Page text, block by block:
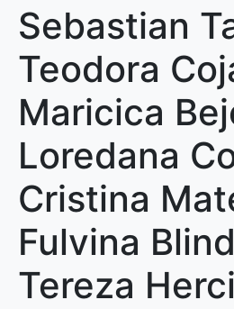
Sebastian
Teodora
Maricica
Loredana
Cristina
Fulvina
Tereza